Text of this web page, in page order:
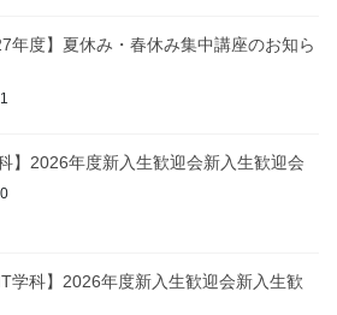
年度】夏休み・春休み集中講座のお知ら
】2026年度新入生歓迎会新入生歓迎会
学科】2026年度新入生歓迎会新入生歓